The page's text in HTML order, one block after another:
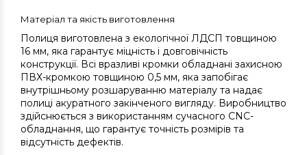
Матеріал та якість виготовлення
Полиця виготовлена з екологічної ЛДСП товщиною
16 мм, яка гарантує міцність і довговічність
конструкції. Всі вразливі кромки обладнані захисною
ПВХ-кромкою товщиною 0,5 мм, яка запобігає
внутрішньому розшаруванню матеріалу та надає
полиці акуратного закінченого вигляду. Виробництво
здійснюється з використанням сучасного CNC-
обладнання, що гарантує точність розмірів та
відсутність дефектів.